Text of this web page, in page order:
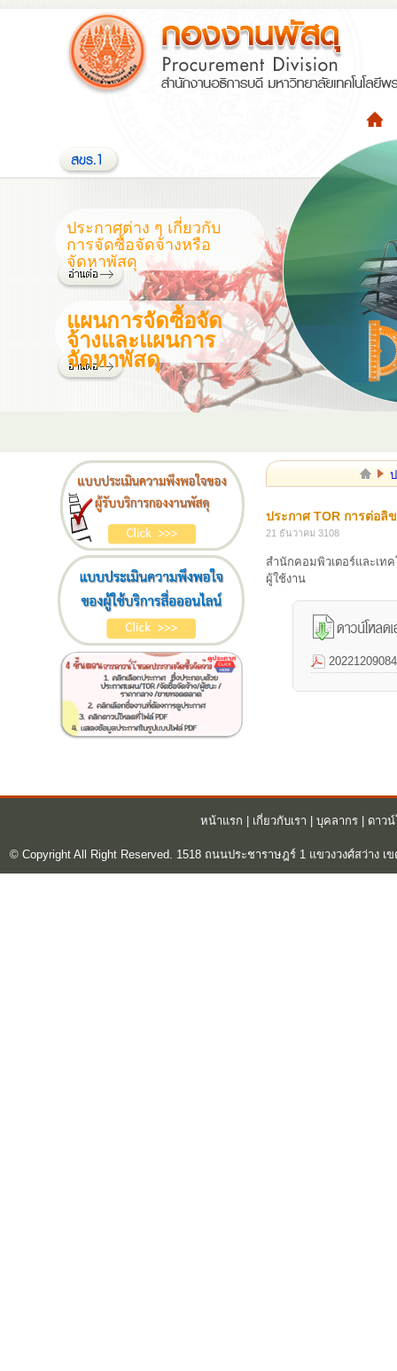
ประกาศต่าง ๆ เกี่ยวกับ
การจัดซื้อจัดจ้างหรือ
จัดหาพัสดุ
แผนการจัดซื้อจัด
จ้างและแผนการ
จัดหาพัสดุ
ประกาศ TOR การต่อลิ
21 ธันวาคม 3108
สำนักคอมพิวเตอร์และเท
ผู้ใช้งาน
หน้าแรก เกี่ยวกับเรา บุคลากร| ดาว
© Copyright All Right Reserved. 1518 ถนนประชาราษฎร์ 1 แขวงวงศ์สว่าง